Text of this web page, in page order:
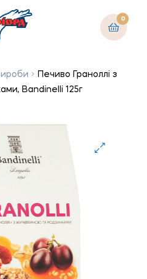
0
Печиво Граноллі з
Bandinelli 125г